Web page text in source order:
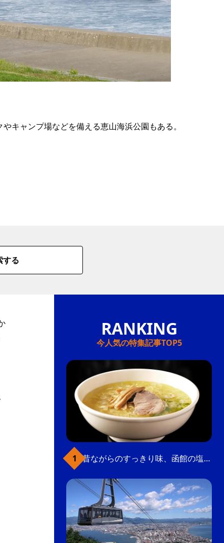
キャンプ場などを備える恵山海浜公園もある。
する
今人気の特集記事TOP5
昔ながらのすっきり味、函館の塩ラーメン